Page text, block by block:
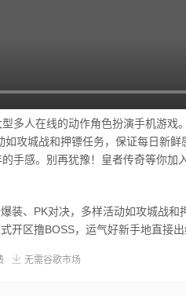
型多人在线的动作角色扮演手机游
如攻城战和押镖任务，保证每日新
手感。别再犹豫！皇者传奇等你
装、PK对决，多样活动如攻城战
开区撸BOSS，运气好新手地直接
无需谷歌市场